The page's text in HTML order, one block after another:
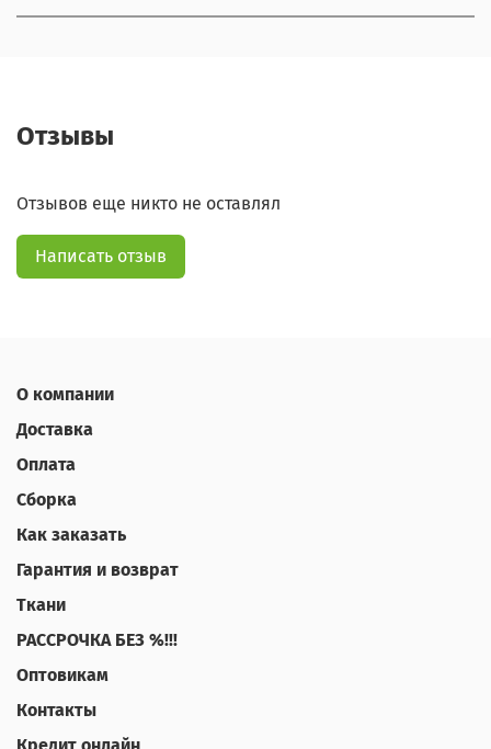
Отзывы
Отзывов еще никто не оставлял
Написать отзыв
О компании
Доставка
Оплата
Сборка
Как заказать
Гарантия и возврат
Ткани
РАССРОЧКА БЕЗ %!!!
Оптовикам
Контакты
Кредит онлайн